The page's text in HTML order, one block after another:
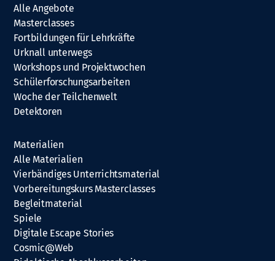
Alle Angebote
Masterclasses
Fortbildungen für Lehrkräfte
Urknall unterwegs
Workshops und Projektwochen
Schülerforschungsarbeiten
Woche der Teilchenwelt
Detektoren
Materialien
Alle Materialien
Vierbändiges Unterrichtsmaterial
Vorbereitungskurs Masterclasses
Begleitmaterial
Spiele
Digitale Escape Stories
Cosmic@Web